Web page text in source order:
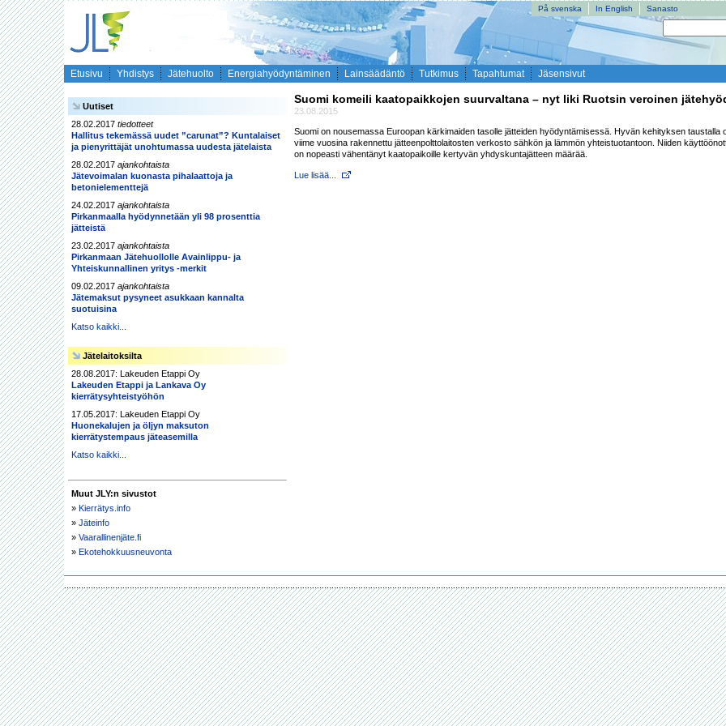
På svenska In English Sanasto
Etusivu Yhdistys Jätehuolto Energiahyödyntäminen Lainsäädäntö Tutkimus Tapahtumat Jäsensivut
Uutiset
28.02.2017 tiedotteet
Hallitus tekemässä uudet ”carunat”? Kuntalaiset
ja pienyrittäjät unohtumassa uudesta jätelaista
28.02.2017 ajankohtaista
Jätevoimalan kuonasta pihalaattoja ja
betonielementtejä
24.02.2017 ajankohtaista
Pirkanmaalla hyödynnetään yli 98 prosenttia
jätteistä
23.02.2017 ajankohtaista
Pirkanmaan Jätehuollolle Avainlippu- ja
Yhteiskunnallinen yritys -merkit
09.02.2017 ajankohtaista
Jätemaksut pysyneet asukkaan kannalta
suotuisina
Katso kaikki...
Jätelaitoksilta
28.08.2017: Lakeuden Etappi Oy
Lakeuden Etappi ja Lankava Oy
kierrätysyhteistyöhön
17.05.2017: Lakeuden Etappi Oy
Huonekalujen ja öljyn maksuton
kierrätystempaus jäteasemilla
Katso kaikki...
Muut JLY:n sivustot
» Kierrätys.info
» Jäteinfo
» Vaarallinenjäte.fi
» Ekotehokkuusneuvonta
Suomi komeili kaatopaikkojen suurvaltana – nyt liki Ruotsin veroinen
23.08.2015
Suomi on nousemassa Euroopan kärkimaiden tasolle jätteiden hyödyntämisessä. Hyvän kehityksen taustalla
viime vuosina rakennettu jätteenpolttolaitosten verkosto sähkön ja lämmön yhteistuotantoon. Niiden
on nopeasti vähentänyt kaatopaikoille kertyvän yhdyskuntajätteen määrää.
Lue lisää...